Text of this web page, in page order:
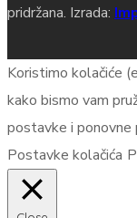
pridržana. Izrada:
Koristimo kolačiće
kako bismo vam
postavke i ponovne
Postavke kolačića